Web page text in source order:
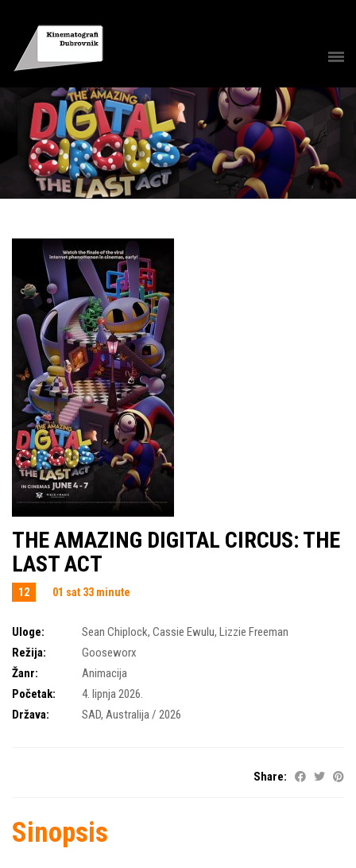
THE AMAZING DIGITAL CIRCUS: THE
LAST ACT
12 01 sat 33 minute
Uloge: Sean Chiplock, Cassie Ewulu, Lizzie Freeman
Režija:
Gooseworx
Žanr:
Animacija
Početak:
4. lipnja 2026.
Država:
SAD, Australija / 2026
Share:
Sinopsis